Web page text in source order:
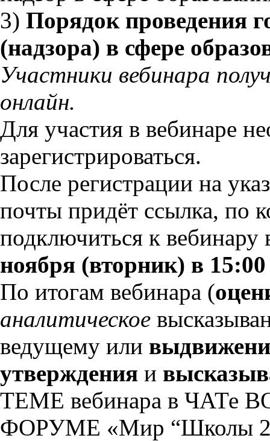
3) Порядок проведения
(надзора) в сфере
Участники вебинара
онлайн.
Для участия в вебинаре
зарегистрироваться.
После регистрации на
почты придёт ссылка, по
подключиться к вебинару
ноября (вторник) в 15:00
По итогам вебинара (
аналитическое
ведущему или
утверждения и
ТЕМЕ вебинара в ЧАТе
ФОРУМЕ «Мир “Школы